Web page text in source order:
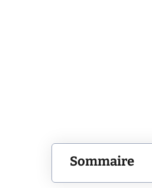
Sommaire